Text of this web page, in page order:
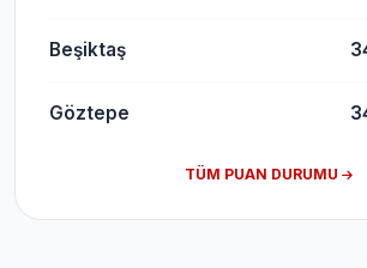
Beşiktaş
Göztepe
TÜM PUAN DURUMU